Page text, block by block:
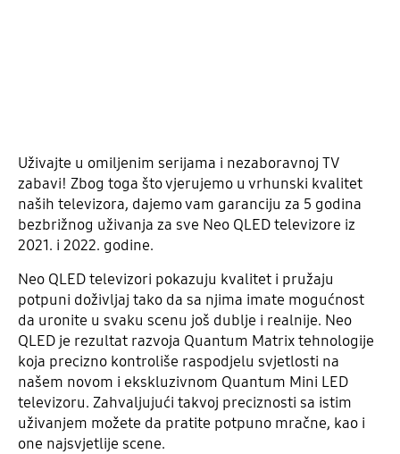
Uživajte u omiljenim serijama i nezaboravnoj TV
zabavi! Zbog toga što vjerujemo u vrhunski kvalitet
naših televizora, dajemo vam garanciju za 5 godina
bezbrižnog uživanja za sve Neo QLED televizore iz
2021. i 2022. godine.
Neo QLED televizori pokazuju kvalitet i pružaju
potpuni doživljaj tako da sa njima imate mogućnost
da uronite u svaku scenu još dublje i realnije. Neo
QLED je rezultat razvoja Quantum Matrix tehnologije
koja precizno kontroliše raspodjelu svjetlosti na
našem novom i ekskluzivnom Quantum Mini LED
televizoru. Zahvaljujući takvoj preciznosti sa istim
uživanjem možete da pratite potpuno mračne, kao i
one najsvjetlije scene.